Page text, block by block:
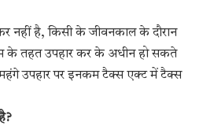
कर नहीं है, किसी के जीवनकाल के दौरान
के तहत उपहार कर के अधीन हो सकते
महंगे उपहार पर इनकम टैक्स एक्ट में टैक्स